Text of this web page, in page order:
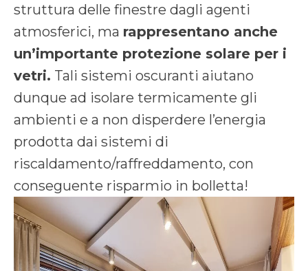
struttura delle finestre dagli agenti
atmosferici, ma rappresentano anche
un’importante protezione solare per i
vetri. Tali sistemi oscuranti aiutano
dunque ad isolare termicamente gli
ambienti e a non disperdere l’energia
prodotta dai sistemi di
riscaldamento/raffreddamento, con
conseguente risparmio in bolletta!